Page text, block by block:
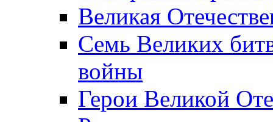
Великая
Семь Великих
войны
Герои Великой